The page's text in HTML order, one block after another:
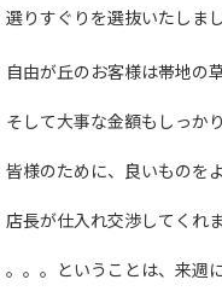
選りすぐりを選抜いたしま
自由が丘のお客様は帯地の
そして大事な金額もしっか
皆様のために、良いものを
店長が仕入れ交渉してくれ
。。。ということは、来週